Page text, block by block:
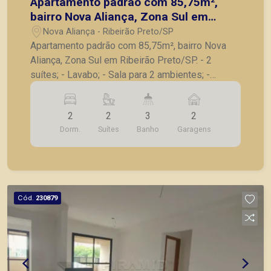
bairro Nova Aliança, Zona Sul em
Ribeirão Preto/SP.
Nova Aliança - Ribeirão Preto/SP
Apartamento padrão com 85,75m², bairro Nova
Aliança, Zona Sul em Ribeirão Preto/SP. - 2
suítes; - Lavabo; - Sala para 2 ambientes; -
Varanda gourmet com churrasqueira; - Cozinha; -
Lavanderia; - 2 vagas de garagem. A Piramid tem
como objetivo atender seus clientes com
agilidade e segurança, em locação, vendas de
imóveis prontos, usados ou mesmo nos
2
Dorm.
2
Suítes
3
Banho
2
Garagens
Cód. 230879